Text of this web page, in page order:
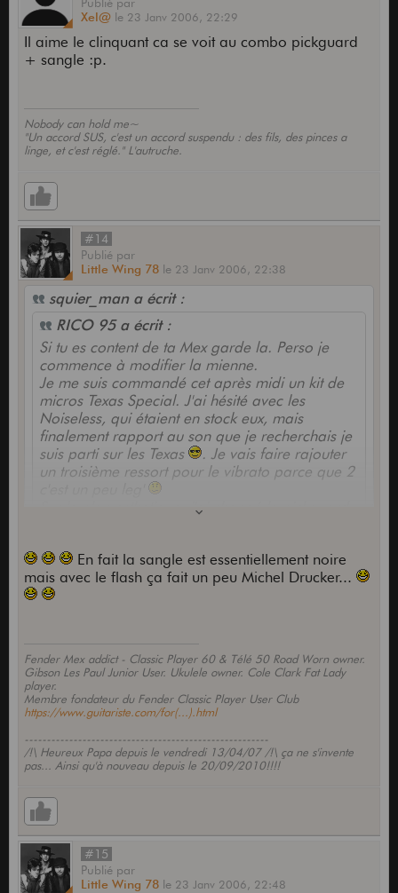
Les photos ne rendent pas terrible et c'est vrai
qu'elle n'a pas autant de gueule que certaines que
l'on peut croiser sur le forum mais c'est ma Strat et
Xel@ le 23 Janv 2006, 22:29
Il aime le clinquant ca se voit au combo pickguard
+ sangle :p.
Nobody can hold me~
"Un accord SUS, c'est un accord suspendu : des fils, des pinces a
linge, et c'est réglé." L'autruche.
#14
Publié par
Little Wing 78 le 23 Janv 2006, 22:38
squier_man a écrit :
RICO 95 a écrit :
Si tu es content de ta Mex garde la. Perso je
commence à modifier la mienne.
Je me suis commandé cet après midi un kit de
micros Texas Special. J'ai hésité avec les
Noiseless, qui étaient en stock eux, mais
finalement rapport au son que je recherchais je
suis parti sur les Texas
. Je vais faire rajouter
un troisième ressort pour le vibrato parce que 2
Sur le plan esthetique, j'ai changé le pickguard
commander une plaque de manche avec le
fameux "F" mais je dois passer par un site US
(Merci pour le lien que tu m'as envoyé par mp
séries Classics c'est mort (Les trous sur la
standard sont plus gros
). Si certains ont
modifiés les leurs sur une standard, vous
m'interressez
.
[img][/img]
[img][/img]
Les photos ne rendent pas terrible et c'est vrai
qu'elle n'a pas autant de gueule que certaines
que l'on peut croiser sur le forum mais c'est ma
Strat et j'y tiens
ce que je trouve moche , c'est ta sangle
sinon la gratte elle dechire
En fait la sangle est essentiellement noire
mais avec le flash ça fait un peu Michel Drucker...
Fender Mex addict - Classic Player 60 & Télé 50 Road Worn owner.
Gibson Les Paul Junior User. Ukulele owner. Cole Clark Fat Lady
player.
Membre fondateur du Fender Classic Player User Club
https://www.guitariste.com/for(...).html
-------------------------------------------------------
/!\ Heureux Papa depuis le vendredi 13/04/07 /!\ ça ne s'invente
pas... Ainsi qu'à nouveau depuis le 20/09/2010!!!!
#15
Publié par
Little Wing 78 le 23 Janv 2006, 22:48